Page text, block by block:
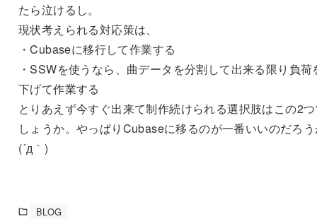
たら泣けるし。
現状考えられる対応策は、
・Cubaseに移行して作業する
・SSWを使うなら、曲データを分割して出来る限り負荷
下げて作業する
とりあえず今すぐ出来て制作続けられる選択肢はこの2
しょうか。やっぱりCubaseに移るのが一番いいのだろ
(´д｀)
BLOG